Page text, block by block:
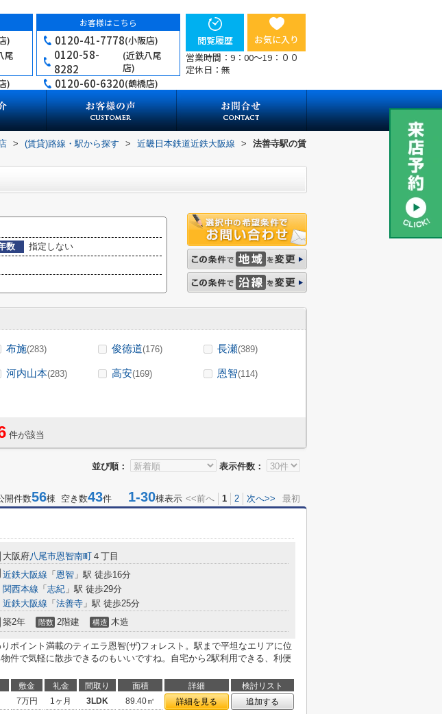
)
尾
)
お客様はこちら
0120-41-7778(小阪店)
0120-58-
8282
(近鉄八尾
店)
0120-60-6320(鶴橋店)
閲覧履歴
お気に入り
営業時間：9：00～19：００
定休日：無
> (賃貸)路線・駅から探す > 近畿日本鉄道近鉄大阪線 >
法善寺駅の賃
数
指定しない
布施(283) 俊徳道(176) 長瀬(389)
河内山本(283) 高安(169) 恩智(114)
件が該当
並び順： 表示件数：
開件数56棟 空き数43件 1-30棟表示 <<前へ 1 2 次へ>> 最初
大阪府八尾市恩智南町 ４丁目
近鉄大阪線 「 恩智 」駅 徒歩16分
関西本線 「 志紀 」駅 徒歩29分
近鉄大阪線 「 法善寺 」駅 徒歩25分
築2年 階数 2階建 構造 木造
ポイント満載のティエラ恩智(ザ)フォレスト。駅まで平坦なエリアに位
件で気軽に散歩できるのもいいですね。自宅から2駅利用できる、利便
敷金 礼金 間取り 面積 詳細
検討リスト
7万円 1ヶ月 3LDK 89.40㎡ 詳細を見る 追加する